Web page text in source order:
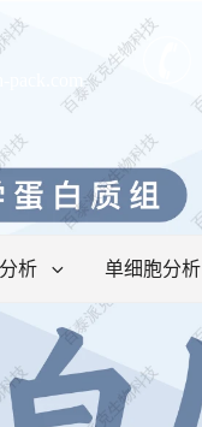
pack.com
析 单细胞分析